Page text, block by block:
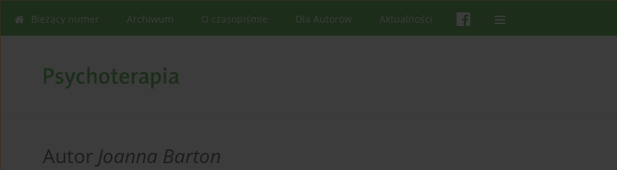
Bieżący numer Archiwum O czasopiśmie Dla Autorów Aktualności
Autor Joanna Barton